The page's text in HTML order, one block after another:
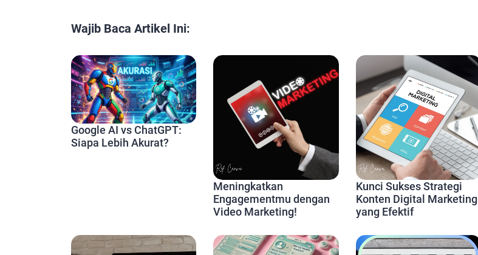
Wajib Baca Artikel Ini:
Google AI vs ChatGPT:
Siapa Lebih Akurat?
Meningkatkan
Engagementmu dengan
Video Marketing!
Kunci Sukses Strategi
Konten Digital Marketing
yang Efektif